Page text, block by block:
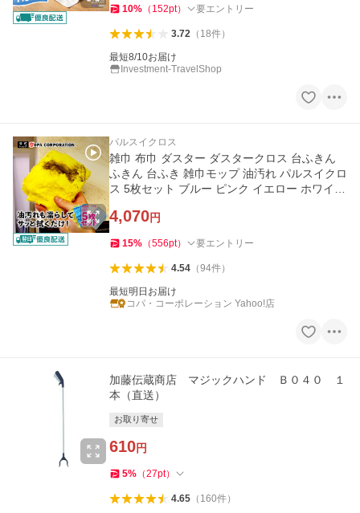
10% （ 152pt） 要エントリー
3.72（ 18件）
最短8/10お届け
Investment-TravelShop
パルスイクロス
雑巾 布巾 ダスター ダスタークロス 台ふきん
ふきん 台ふき 雑巾モップ 油汚れ パルスイクロ
ス 5枚セット ブルー ピンク イエロー ホワイト
4,070円
15% （556pt） 要エントリー
4.54（94件）
最短明日お届け
コパ・コーポレーション Yahoo!店
加藤伝蔵商店 マジックハンド Ｂ０４０ １
本（直送）
お取り寄せ
610円
5% （27pt）
4.65（ 160件）